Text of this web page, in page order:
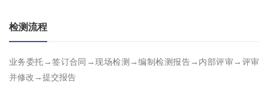
检测流程
业务委托→签订合同→现场检测→编制检测报告→内部评审→评审
并修改→提交报告